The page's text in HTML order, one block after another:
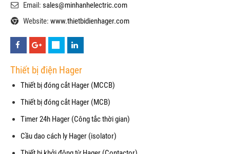
Email: sales@minhanhelectric.com
Website: www.thietbidienhager.com
Thiết bị điện Hager
Thiết bị đóng cắt Hager (MCCB)
Thiết bị đóng cắt Hager (MCB)
Timer 24h Hager (Công tắc thời gian)
Cầu dao cách ly Hager (isolator)